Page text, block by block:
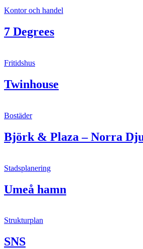
Kontor och handel
7 Degrees
Fritidshus
Twinhouse
Bostäder
Björk & Plaza – Norra
Stadsplanering
Umeå hamn
Strukturplan
SNS